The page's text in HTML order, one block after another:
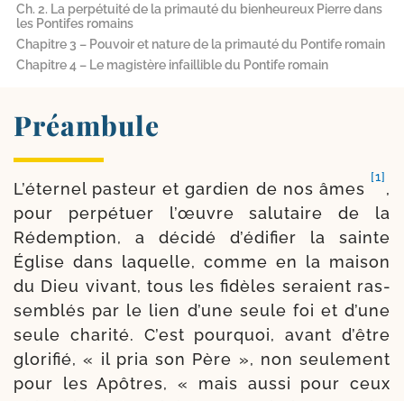
Ch. 2. La perpétuité de la primauté du bienheureux Pierre dans
les Pontifes romains
Chapitre 3 – Pouvoir et nature de la primauté du Pontife romain
Chapitre 4 – Le magistère infaillible du Pontife romain
Préambule
L’éternel pas­teur et gar­dien de nos âmes
[1]
,
pour per­pé­tuer l’œuvre salu­taire de la
Rédemption, a déci­dé d’é­di­fier la sainte
Église dans laquelle, comme en la mai­son
du Dieu vivant, tous les fidèles seraient ras­
sem­blés par le lien d’une seule foi et d’une
seule cha­ri­té. C’est pour­quoi, avant d’être
glo­ri­fié, « il pria son Père », non seule­ment
pour les Apôtres, « mais aus­si pour ceux